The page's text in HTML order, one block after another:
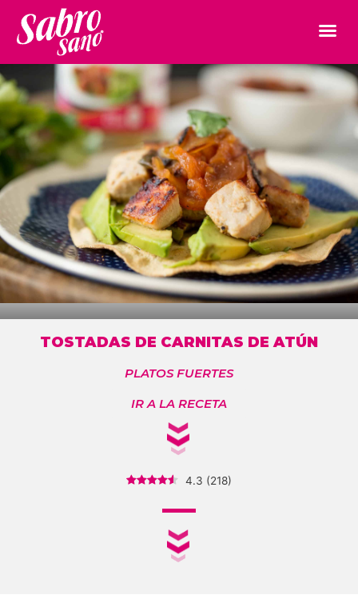
TOSTADAS DE CARNITAS DE ATÚN
PLATOS FUERTES
IR A LA RECETA
4.3 (218)